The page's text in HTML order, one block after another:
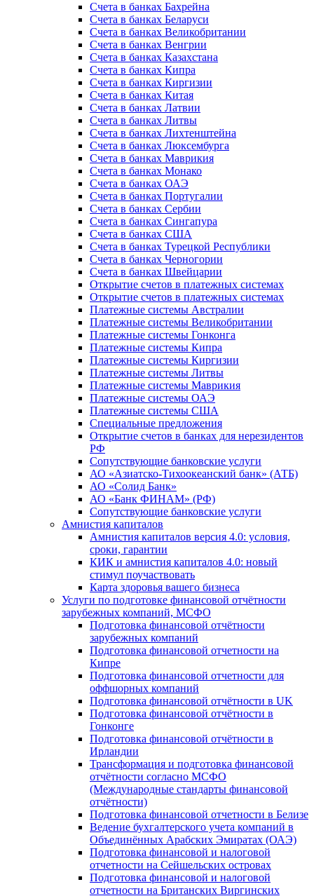
Счета в банках Бахрейна
Счета в банках Беларуси
Счета в банках Великобритании
Счета в банках Венгрии
Счета в банках Казахстана
Счета в банках Кипра
Счета в банках Киргизии
Счета в банках Китая
Счета в банках Латвии
Счета в банках Литвы
Счета в банках Лихтенштейна
Счета в банках Люксембурга
Счета в банках Маврикия
Счета в банках Монако
Счета в банках ОАЭ
Счета в банках Португалии
Счета в банках Сербии
Счета в банках Сингапура
Счета в банках США
Счета в банках Турецкой Республики
Счета в банках Черногории
Счета в банках Швейцарии
Открытие счетов в платежных системах
Открытие счетов в платежных системах
Платежные системы Австралии
Платежные системы Великобритании
Платежные системы Гонконга
Платежные системы Кипра
Платежные системы Киргизии
Платежные системы Литвы
Платежные системы Маврикия
Платежные системы ОАЭ
Платежные системы США
Специальные предложения
Открытие счетов в банках для нерезидентов
РФ
Сопутствующие банковские услуги
АО «Азиатско-Тихоокеанский банк» (АТБ)
АО «Солид Банк»
АО «Банк ФИНАМ» (РФ)
Сопутствующие банковские услуги
Амнистия капиталов
Амнистия капиталов версия 4.0: условия,
сроки, гарантии
КИК и амнистия капиталов 4.0: новый
стимул поучаствовать
Карта здоровья вашего бизнеса
Услуги по подготовке финансовой отчётности
зарубежных компаний, МСФО
Подготовка финансовой отчётности
зарубежных компаний
Подготовка финансовой отчетности на
Кипре
Подготовка финансовой отчетности для
оффшорных компаний
Подготовка финансовой отчётности в UK
Подготовка финансовой отчётности в
Гонконге
Подготовка финансовой отчётности в
Ирландии
Трансформация и подготовка финансовой
отчётности согласно МСФО
(Международные стандарты финансовой
отчётности)
Подготовка финансовой отчетности в Белизе
Ведение бухгалтерского учета компаний в
Объединённых Арабских Эмиратах (ОАЭ)
Подготовка финансовой и налоговой
отчетности на Сейшельских островах
Подготовка финансовой и налоговой
отчетности на Британских Виргинских